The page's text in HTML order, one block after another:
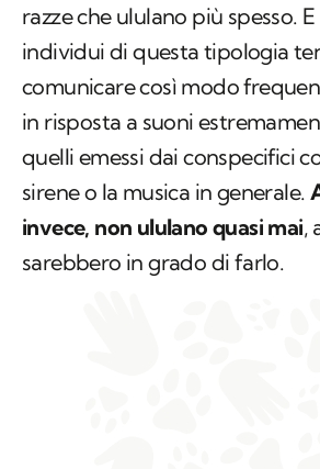
razze che ululano più spesso.
individui di questa tipologia
comunicare così modo
in risposta a suoni
quelli emessi dai conspecifici
sirene o la musica in generale.
invece, non ululano quasi mai,
sarebbero in grado di farlo.